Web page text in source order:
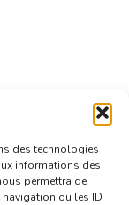
des technologies
informations des
permettra de
ou les ID